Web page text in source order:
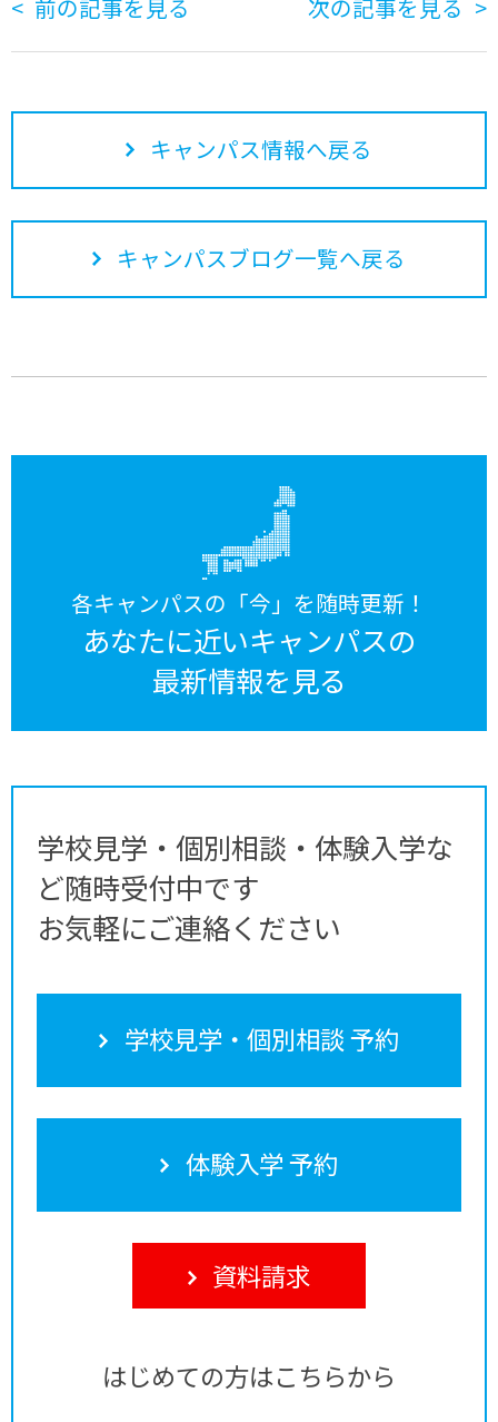
前の記事を見る 次の記事を見る
キャンパス情報へ戻る
キャンパスブログ一覧へ戻る
各キャンパスの「今」を随時更新！
あなたに近いキャンパスの
最新情報を見る
学校見学・個別相談・体験入学な
ど随時受付中です
お気軽にご連絡ください
学校見学・個別相談 予約
体験入学 予約
資料請求
はじめての方はこちらから